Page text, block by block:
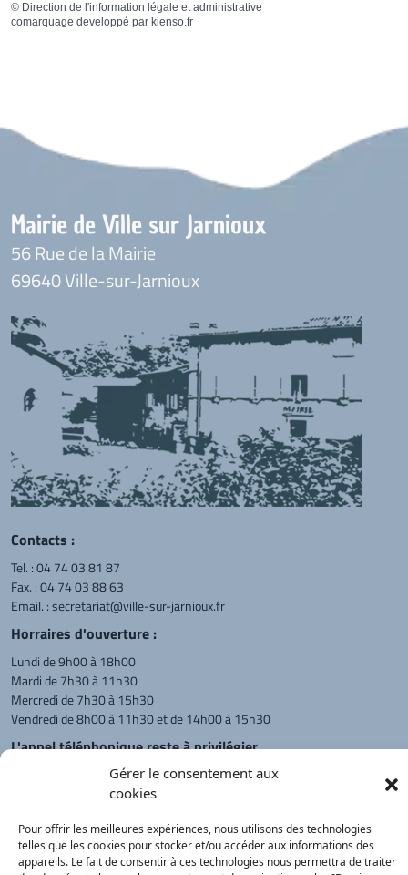
Gérer le consentement aux
cookies
Pour offrir les meilleures expériences, nous utilisons des technologies
telles que les cookies pour stocker et/ou accéder aux informations des
appareils. Le fait de consentir à ces technologies nous permettra de traiter
© Direction de l'information légale et administrative
comarquage developpé par kienso.fr
Mairie de Ville sur Jarnioux
56 Rue de la Mairie
69640 Ville-sur-Jarnioux
Contacts :
Tel. :04 74 03 81 87
Fax. : 04 74 03 88 63
Email. :secretariat@ville-sur-jarnioux.fr
Horraires d'ouverture :
Lundi de 9h00 à 18h00
Mardi de 7h30 à 11h30
Mercredi de 7h30 à 15h30
Vendredi de 8h00 à 11h30 et de 14h00 à 15h30
L'appel téléphonique reste à privilégier
Monsieur le Maire et les adjoints
reçoivent sur rendez-vous.
Retour à l'accueil Actualités PanneauPocket Recherche